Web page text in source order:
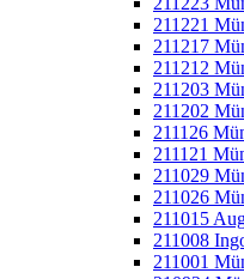
211221
211217
211212
211203
211202
211126
211121
211029
211026
211015
211008
211001